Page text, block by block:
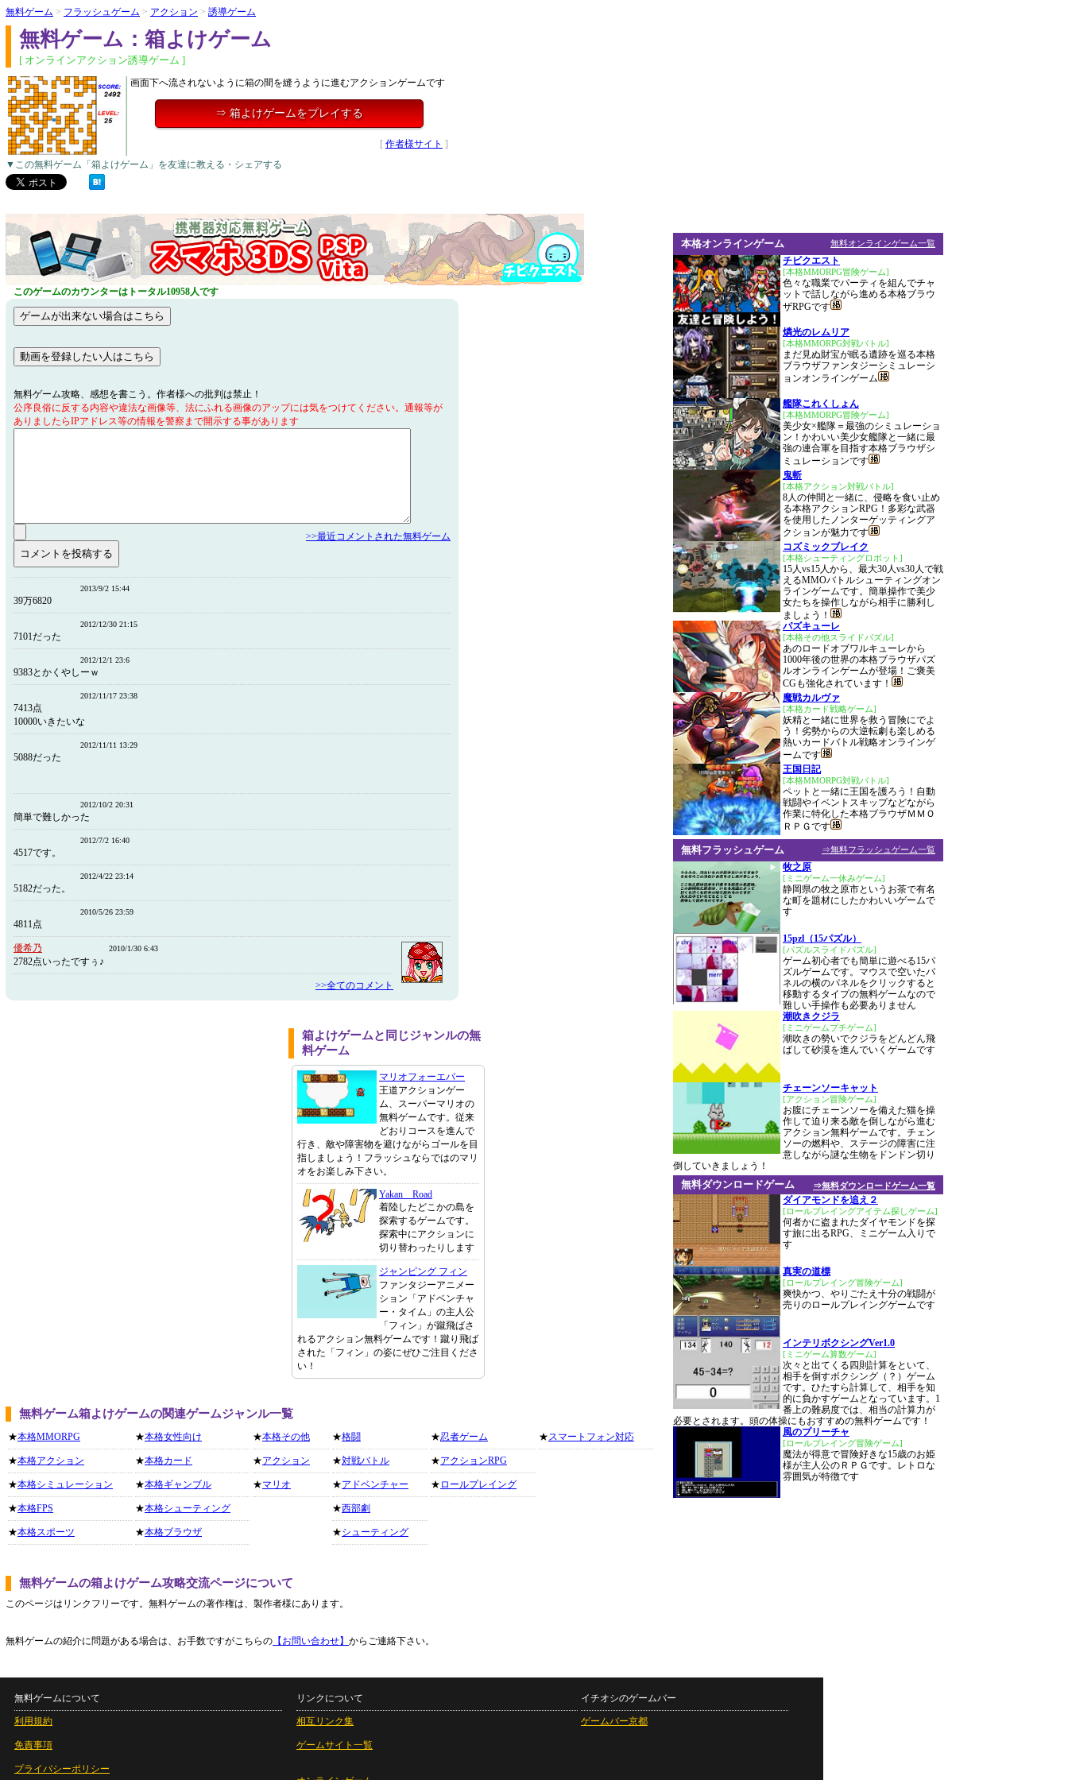
無料ゲーム > フラッシュゲーム > アクション > 誘導ゲーム
無料ゲーム：箱よけゲーム
[ オンラインアクション誘導ゲーム ]
画面下へ流されないように箱の間を縫うように進むアクションゲームです
⇒ 箱よけゲームをプレイする
[ 作者様サイト ]
▼この無料ゲーム「箱よけゲーム」を友達に教える・シェアする
このゲームのカウンターはトータル10958人です
無料ゲーム攻略、感想を書こう。作者様への批判は禁止！
公序良俗に反する内容や違法な画像等、法にふれる画像のアップには気をつけてください。通報等が
ありましたらIPアドレス等の情報を警察まで開示する事があります
>>最近コメントされた無料ゲーム
2013/9/2 15:44
39万6820
2012/12/30 21:15
7101だった
2012/12/1 23:6
9383とかくやしーｗ
2012/11/17 23:38
7413点
10000いきたいな
2012/11/11 13:29
5088だった
2012/10/2 20:31
簡単で難しかった
2012/7/2 16:40
4517です。
2012/4/22 23:14
5182だった。
2010/5/26 23:59
4811点
優希乃 2010/1/30 6:43
2782点いったですぅ♪
>>全てのコメント
箱よけゲームと同じジャンルの無
料ゲーム
マリオフォーエバー
王道アクションゲー
ム、スーパーマリオの
無料ゲームです。従来
どおりコースを進んで
行き、敵や障害物を避けながらゴールを目
指しましょう！フラッシュならではのマリ
オをお楽しみ下さい。
Yakan Road
着陸したどこかの島を
探索するゲームです。
探索中にアクションに
切り替わったりします
ジャンピング フィン
ファンタジーアニメー
ション「アドベンチャ
ー・タイム」の主人公
「フィン」が蹴飛ばさ
れるアクション無料ゲームです！蹴り飛ば
された「フィン」の姿にぜひご注目くださ
い！
無料ゲーム箱よけゲームの関連ゲームジャンル一覧
★本格MMORPG
★本格アクション
★本格シミュレーション
★本格FPS
★本格スポーツ
★本格女性向け
★本格カード
★本格ギャンブル
★本格シューティング
★本格ブラウザ
★本格その他
★アクション
★マリオ
★格闘
★対戦バトル
★アドベンチャー
★西部劇
★シューティング
★忍者ゲーム
★アクションRPG
★ ロールプレイング
★スマートフォン対応
無料ゲームの箱よけゲーム攻略交流ページについて
このページはリンクフリーです。無料ゲームの著作権は、製作者様にあります。
無料ゲームの紹介に問題がある場合は、お手数ですがこちらの 【お問い合わせ】 からご連絡下さい。
無料オンラインゲーム一覧
本格オンラインゲーム
チビクエスト
[本格MMORPG冒険ゲーム]
色々な職業でパーティを組んでチャ
ットで話しながら進める本格ブラウ
ザRPGです
燐光のレムリア
[本格MMORPG対戦バトル]
まだ見ぬ財宝が眠る遺跡を巡る本格
ブラウザファンタジーシミュレーシ
ョンオンラインゲーム
艦隊これくしょん
[本格MMORPG冒険ゲーム]
美少女×艦隊＝最強のシミュレーショ
ン！かわいい美少女艦隊と一緒に最
強の連合軍を目指す本格ブラウザシ
ミュレーションです
鬼斬
[本格アクション対戦バトル]
8人の仲間と一緒に、侵略を食い止め
る本格アクションRPG！多彩な武器
を使用したノンターゲッティングア
クションが魅力です
コズミックブレイク
[本格シューティングロボット]
15人vs15人から、最大30人vs30人で戦
えるMMOバトルシューティングオン
ラインゲームです。簡単操作で美少
女たちを操作しながら相手に勝利し
ましょう！
パズキューレ
[本格その他スライドパズル]
あのロードオブワルキューレから
1000年後の世界の本格ブラウザパズ
ルオンラインゲームが登場！ご褒美
CGも強化されています！
魔戦カルヴァ
[本格カード戦略ゲーム]
妖精と一緒に世界を救う冒険にでよ
う！劣勢からの大逆転劇も楽しめる
熱いカードバトル戦略オンラインゲ
ームです
王国日記
[本格MMORPG対戦バトル]
ペットと一緒に王国を護ろう！自動
戦闘やイベントスキップなどながら
作業に特化した本格ブラウザＭＭＯ
ＲＰＧです
⇒無料フラッシュゲーム一覧
無料フラッシュゲーム
牧之原
[ミニゲーム一休みゲーム]
静岡県の牧之原市というお茶で有名
な町を題材にしたかわいいゲームで
す
15pzl（15パズル）
[パズルスライドパズル]
ゲーム初心者でも簡単に遊べる15パ
ズルゲームです。マウスで空いたパ
ネルの横のパネルをクリックすると
移動するタイプの無料ゲームなので
難しい手操作も必要ありません
潮吹きクジラ
[ミニゲームプチゲーム]
潮吹きの勢いでクジラをどんどん飛
ばして砂漠を進んでいくゲームです
チェーンソーキャット
[アクション冒険ゲーム]
お腹にチェーンソーを備えた猫を操
作して迫り来る敵を倒しながら進む
アクション無料ゲームです。チェン
ソーの燃料や、ステージの障害に注
意しながら謎な生物をドンドン切り
倒していきましょう！
⇒無料ダウンロードゲーム一覧
無料ダウンロードゲーム
ダイアモンドを追え２
[ロールプレイングアイテム探しゲーム]
何者かに盗まれたダイヤモンドを探
す旅に出るRPG、ミニゲーム入りで
す
真実の道標
[ロールプレイング冒険ゲーム]
爽快かつ、やりごたえ十分の戦闘が
売りのロールプレイングゲームです
インテリボクシングVer1.0
[ミニゲーム算数ゲーム]
次々と出てくる四則計算をといて、
相手を倒すボクシング（？）ゲーム
です。ひたすら計算して、相手を知
的に負かすゲームとなっています。1
番上の難易度では、相当の計算力が
必要とされます。頭の体操にもおすすめの無料ゲームです！
風のプリーチャ
[ロールプレイング冒険ゲーム]
魔法が得意で冒険好きな15歳のお姫
様が主人公のＲＰＧです。レトロな
雰囲気が特徴です
無料ゲームについて
利用規約
免責事項
プライバシーポリシー
リンクについて
相互リンク集
ゲームサイト一覧
イチオシのゲームバー
ゲームバー京都